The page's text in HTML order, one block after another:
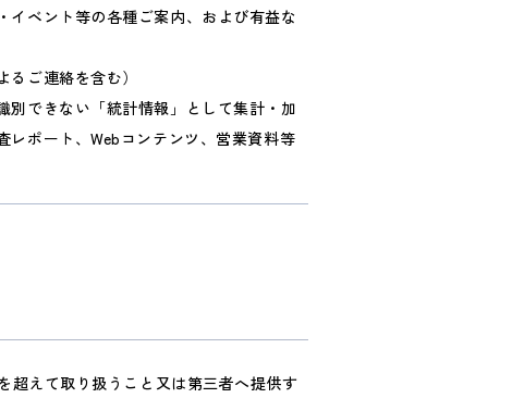
イベント等の各種ご案内、および有益な
るご連絡を含む）
別できない「統計情報」として集計・加
レポート、Webコンテンツ、営業資料等
超えて取り扱うこと又は第三者へ提供す